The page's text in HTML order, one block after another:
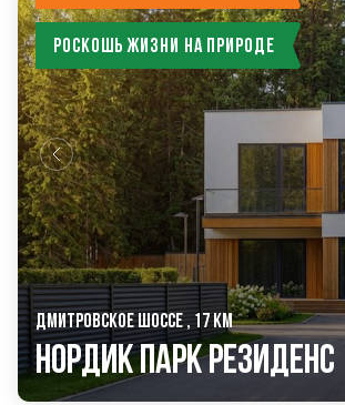
Роскошь жизни на природе
ДМИТРОВСКОЕ ШОССЕ , 17 КМ
Нордик Парк Резиденс